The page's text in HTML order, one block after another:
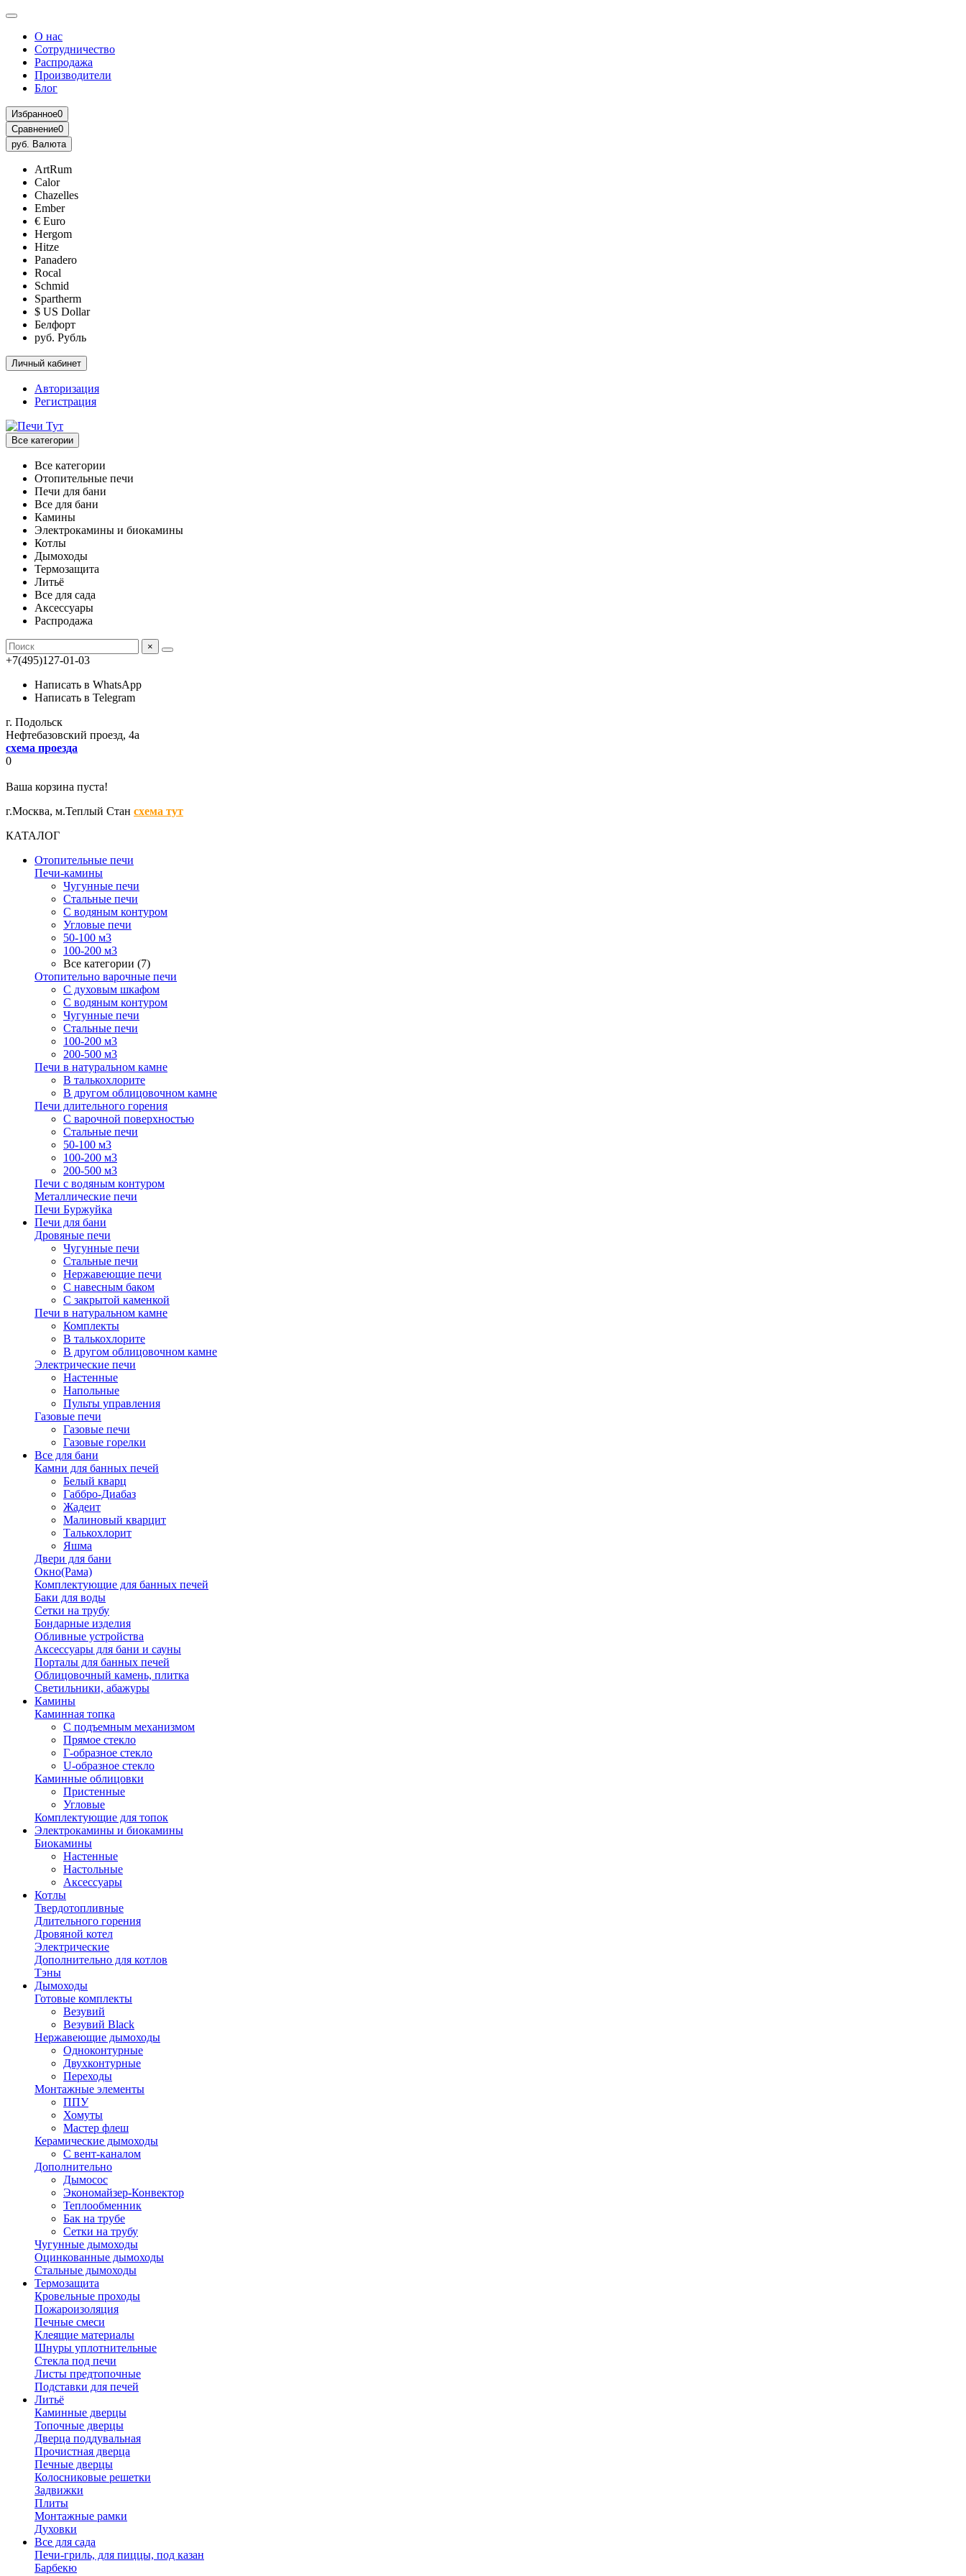
О нас
Сотрудничество
Распродажа
Производители
Блог
Избранное0
Сравнение0
руб. Валюта
ArtRum
Calor
Chazelles
Ember
€ Euro
Hergom
Hitze
Panadero
Rocal
Schmid
Spartherm
$ US Dollar
Белфорт
руб. Рубль
Личный кабинет
Авторизация
Регистрация
Все категории
Все категории
Отопительные печи
Печи для бани
Все для бани
Камины
Электрокамины и биокамины
Котлы
Дымоходы
Термозащита
Литьё
Все для сада
Аксессуары
Распродажа
×
+7(495)127-01-03
Написать в WhatsApp
Написать в Telegram
г. Подольск
Нефтебазовский проезд, 4а
схема проезда
0
Ваша корзина пуста!
г.Москва, м.Теплый Стан схема тут
КАТАЛОГ
Отопительные печи
Печи-камины
Чугунные печи
Стальные печи
С водяным контуром
Угловые печи
50-100 м3
100-200 м3
Все категории (7)
Отопительно варочные печи
С духовым шкафом
С водяным контуром
Чугунные печи
Стальные печи
100-200 м3
200-500 м3
Печи в натуральном камне
В талькохлорите
В другом облицовочном камне
Печи длительного горения
С варочной поверхностью
Стальные печи
50-100 м3
100-200 м3
200-500 м3
Печи с водяным контуром
Металлические печи
Печи Буржуйка
Печи для бани
Дровяные печи
Чугунные печи
Стальные печи
Нержавеющие печи
С навесным баком
С закрытой каменкой
Печи в натуральном камне
Комплекты
В талькохлорите
В другом облицовочном камне
Электрические печи
Настенные
Напольные
Пульты управления
Газовые печи
Газовые печи
Газовые горелки
Все для бани
Камни для банных печей
Белый кварц
Габбро-Диабаз
Жадеит
Малиновый кварцит
Талькохлорит
Яшма
Двери для бани
Окно(Рама)
Комплектующие для банных печей
Баки для воды
Сетки на трубу
Бондарные изделия
Обливные устройства
Аксессуары для бани и сауны
Порталы для банных печей
Облицовочный камень, плитка
Светильники, абажуры
Камины
Каминная топка
С подъемным механизмом
Прямое стекло
Г-образное стекло
U-образное стекло
Каминные облицовки
Пристенные
Угловые
Комплектующие для топок
Электрокамины и биокамины
Биокамины
Настенные
Настольные
Аксессуары
Котлы
Твердотопливные
Длительного горения
Дровяной котел
Электрические
Дополнительно для котлов
Тэны
Дымоходы
Готовые комплекты
Везувий
Везувий Black
Нержавеющие дымоходы
Одноконтурные
Двухконтурные
Переходы
Монтажные элементы
ППУ
Хомуты
Мастер флеш
Керамические дымоходы
С вент-каналом
Дополнительно
Дымосос
Экономайзер-Конвектор
Теплообменник
Бак на трубе
Сетки на трубу
Чугунные дымоходы
Оцинкованные дымоходы
Стальные дымоходы
Термозащита
Кровельные проходы
Пожароизоляция
Печные смеси
Клеящие материалы
Шнуры уплотнительные
Стекла под печи
Листы предтопочные
Подставки для печей
Литьё
Каминные дверцы
Топочные дверцы
Дверца поддувальная
Прочистная дверца
Печные дверцы
Колосниковые решетки
Задвижки
Плиты
Монтажные рамки
Духовки
Все для сада
Печи-гриль, для пиццы, под казан
Барбекю